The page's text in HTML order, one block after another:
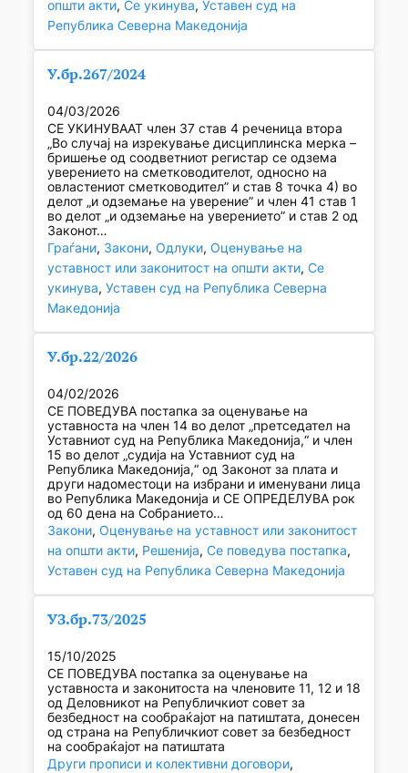
општи акти, Се укинува, Уставен суд на
Република Северна Македонија
У.бр.267/2024
04/03/2026
СЕ УКИНУВААТ член 37 став 4 реченица втора
„Во случај на изрекување дисциплинска мерка –
бришење од соодветниот регистар се одзема
уверението на сметководителот, односно на
овластениот сметководител” и став 8 точка 4) во
делот „и одземање на уверение” и член 41 став 1
во делот „и одземање на уверението” и став 2 од
Законот…
Граѓани, Закони, Одлуки, Оценување на
уставност или законитост на општи акти, Се
укинува, Уставен суд на Република Северна
Македонија
У.бр.22/2026
04/02/2026
СЕ ПОВЕДУВА постапка за оценување на
уставноста на член 14 во делот „претседател на
Уставниот суд на Република Македонија,“ и член
15 во делот „судија на Уставниот суд на
Република Македонија,“ од Законот за плата и
други надоместоци на избрани и именувани лица
во Република Македонија и СЕ ОПРЕДЕЛУВА рок
од 60 дена на Собранието…
Закони, Оценување на уставност или законитост
на општи акти, Решенија, Се поведува постапка
Уставен суд на Република Северна Македонија
УЗ.бр.73/2025
15/10/2025
СЕ ПОВЕДУВА постапка за оценување на
уставноста и законитоста на членовите 11, 12 и 18
од Деловникот на Републичкиот совет за
безбедност на сообраќајот на патиштата, донесен
од страна на Републичкиот совет за безбедност
на сообраќајот на патиштата
Други прописи и колективни договори